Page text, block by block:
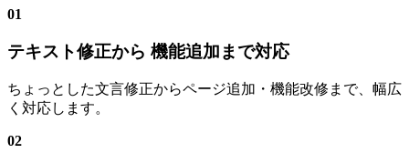
01
テキスト修正から 機能追加まで対応
ちょっとした文言修正からページ追加・機能改修まで、幅広
く対応します。
02